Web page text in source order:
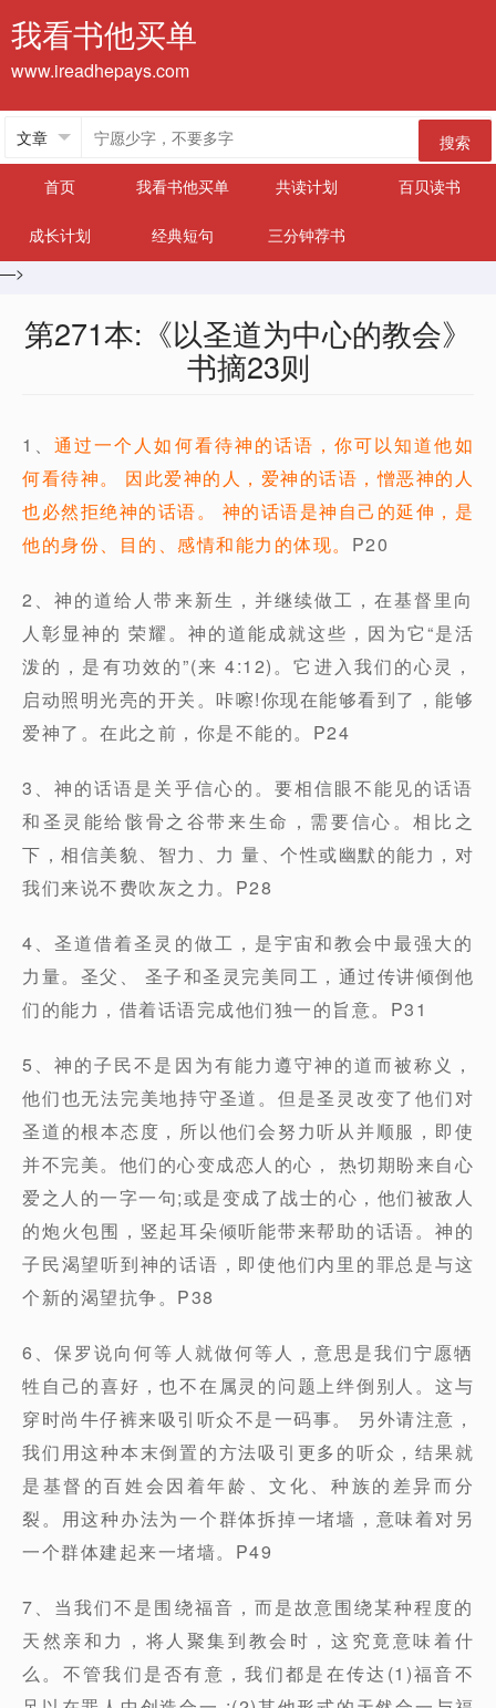
我看书他买单
www.ireadhepays.com
搜索
首页
我看书他买单 共读计划 百贝读书
成长计划 经典短句
三分钟荐书
—>
第271本:《以圣道为中心的教会》
书摘23则
1、通过一个人如何看待神的话语，你可以知道他如
何看待神。 因此爱神的人，爱神的话语，憎恶神的人
也必然拒绝神的话语。 神的话语是神自己的延伸，是
他的身份、目的、感情和能力的体现。 P20
2、神的道给人带来新生，并继续做工，在基督里向
人彰显神的 荣耀。神的道能成就这些，因为它“是活
泼的，是有功效的”(来 4:12)。它进入我们的心灵，
启动照明光亮的开关。咔嚓!你现在能够看到了，能够
爱神了。在此之前，你是不能的。P24
3、神的话语是关乎信心的。要相信眼不能见的话语
和圣灵能给骸骨之谷带来生命，需要信心。相比之
下，相信美貌、智力、力 量、个性或幽默的能力，对
我们来说不费吹灰之力。P28
4、圣道借着圣灵的做工，是宇宙和教会中最强大的
力量。圣父、 圣子和圣灵完美同工，通过传讲倾倒他
们的能力，借着话语完成他们独一的旨意。P31
5、神的子民不是因为有能力遵守神的道而被称义，
他们也无法完美地持守圣道。但是圣灵改变了他们对
圣道的根本态度，所以他们会努力听从并顺服，即使
并不完美。他们的心变成恋人的心， 热切期盼来自心
爱之人的一字一句;或是变成了战士的心，他们被敌人
的炮火包围，竖起耳朵倾听能带来帮助的话语。神的
子民渴望听到神的话语，即使他们内里的罪总是与这
个新的渴望抗争。P38
6、保罗说向何等人就做何等人，意思是我们宁愿牺
牲自己的喜好，也不在属灵的问题上绊倒别人。这与
穿时尚牛仔裤来吸引听众不是一码事。 另外请注意，
我们用这种本末倒置的方法吸引更多的听众，结果就
是基督的百姓会因着年龄、文化、种族的差异而分
裂。用这种办法为一个群体拆掉一堵墙，意味着对另
一个群体建起来一堵墙。P49
7、当我们不是围绕福音，而是故意围绕某种程度的
天然亲和力，将人聚集到教会时，这究竟意味着什
么。不管我们是否有意，我们都是在传达(1)福音不